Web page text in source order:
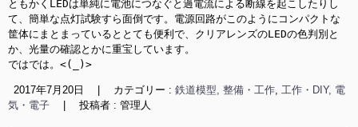
ともかくLEDは単純に電池につなぐと過電流による断線を起こしたりし
て、簡単な点灯試験すら面倒です。電源回路がこのようにコンパクトな
筐体にまとまっているととても便利で、クリアレンズのLEDの色判別と
か、光量の確認とかに重宝しています。
ではでは。<(_)>
2017年7月20日 カテゴリー : 鉄道模型, 整備・工作, 工作・DIY, 電
気・電子
投稿者 : 管理人